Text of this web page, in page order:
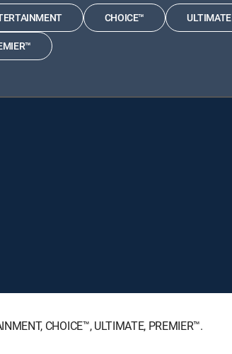
CHOICE™ ULTIMATE
CHOICE™, ULTIMATE, PREMIER™.